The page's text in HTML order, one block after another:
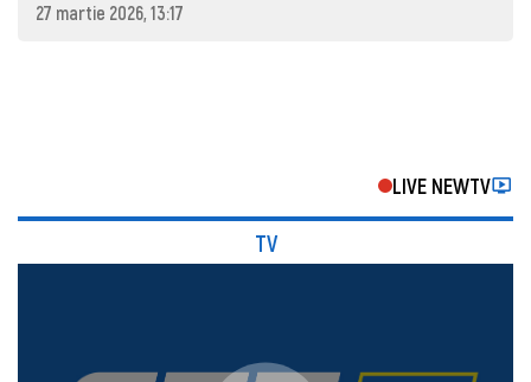
27 martie 2026, 13:17
LIVE NEWTV
TV